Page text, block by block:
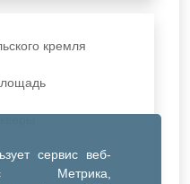
сервис веб-
Метрика,
кремля